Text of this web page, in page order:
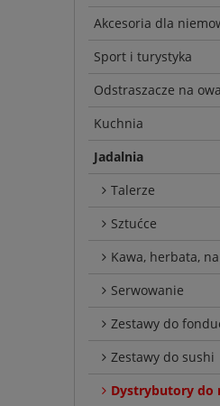
Akcesoria dla
Sport i turystyka
Odstraszacze na
Kuchnia
Jadalnia
Talerze
Sztućce
Kawa, herbata,
Serwowanie
Zestawy do
Zestawy do sushi
Dystrybutory do